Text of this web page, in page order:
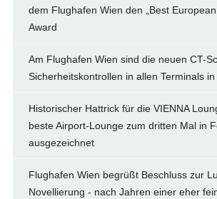
dem Flughafen Wien den „Best
Award
Am Flughafen Wien sind die neuen CT-
Sicherheitskontrollen in allen Terminals
Historischer Hattrick für die VIENNA
beste Airport-Lounge zum dritten Mal in
ausgezeichnet
Flughafen Wien begrüßt Beschluss zur
Novellierung - nach Jahren einer eher